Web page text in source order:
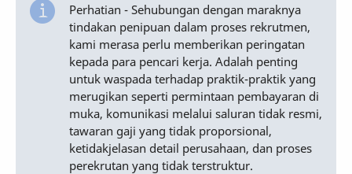
Perhatian - Sehubungan dengan maraknya
tindakan penipuan dalam proses rekrutmen,
kami merasa perlu memberikan peringatan
kepada para pencari kerja. Adalah penting
untuk waspada terhadap praktik-praktik yang
merugikan seperti permintaan pembayaran di
muka, komunikasi melalui saluran tidak resmi,
tawaran gaji yang tidak proporsional,
ketidakjelasan detail perusahaan, dan proses
perekrutan yang tidak terstruktur.